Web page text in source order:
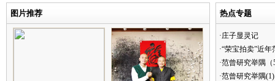
图片推荐 热点专题
·庄子显灵记
·“荣宝拍卖”近
·范曾研究举隅（
·范曾研究举隅(1)